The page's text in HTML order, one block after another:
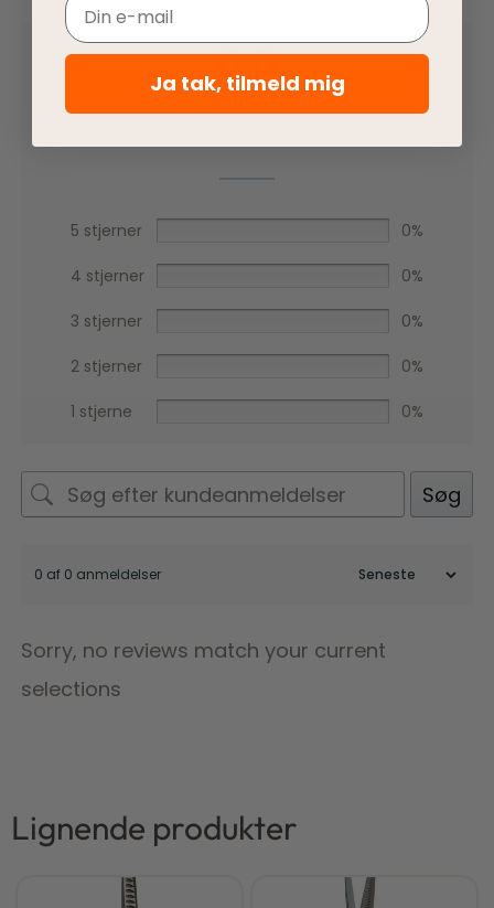
0,0
5 stjerner 0%
4 stjerner 0%
3 stjerner 0%
2 stjerner 0%
1 stjerne 0%
Søg
0 af 0 anmeldelser
Sorry, no reviews match your current
selections
Lignende produkter
Email
Ja tak, tilmeld mig